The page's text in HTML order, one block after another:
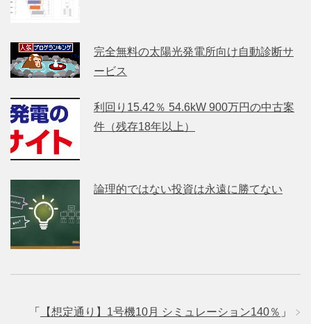
完全無料の太陽光発電所向け自動診断サ
ービス
利回り15.42％ 54.6kW 900万円の中古案
件（残存18年以上）
論理的ではない投資は永遠に勝てない
「 【想定通り】1号機10月 シミュレーション140％ 」